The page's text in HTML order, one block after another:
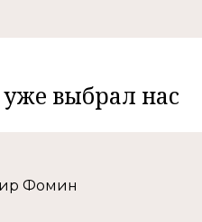
выбрал нас